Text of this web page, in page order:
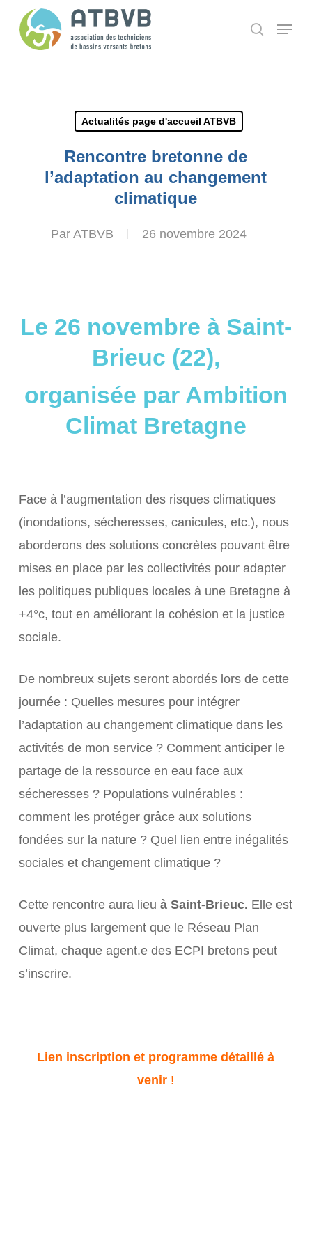
search
Menu
Actualités page d'accueil ATBVB
Rencontre bretonne de
l’adaptation au changement
climatique
Par ATBVB 26 novembre 2024
Le 26 novembre à Saint-
Brieuc (22),
organisée par Ambition
Climat Bretagne
Face à l’augmentation des risques climatiques
(inondations, sécheresses, canicules, etc.), nous
aborderons des solutions concrètes pouvant être
mises en place par les collectivités pour adapter
les politiques publiques locales à une Bretagne à
+4°c, tout en améliorant la cohésion et la justice
sociale.
De nombreux sujets seront abordés lors de cette
journée : Quelles mesures pour intégrer
l’adaptation au changement climatique dans les
activités de mon service ? Comment anticiper le
partage de la ressource en eau face aux
sécheresses ? Populations vulnérables :
comment les protéger grâce aux solutions
fondées sur la nature ? Quel lien entre inégalités
sociales et changement climatique ?
Cette rencontre aura lieu à Saint-Brieuc. Elle est
ouverte plus largement que le Réseau Plan
Climat, chaque agent.e des ECPI bretons peut
s’inscrire.
Lien inscription et programme détaillé à
venir !
Panneau de gestion des cookies